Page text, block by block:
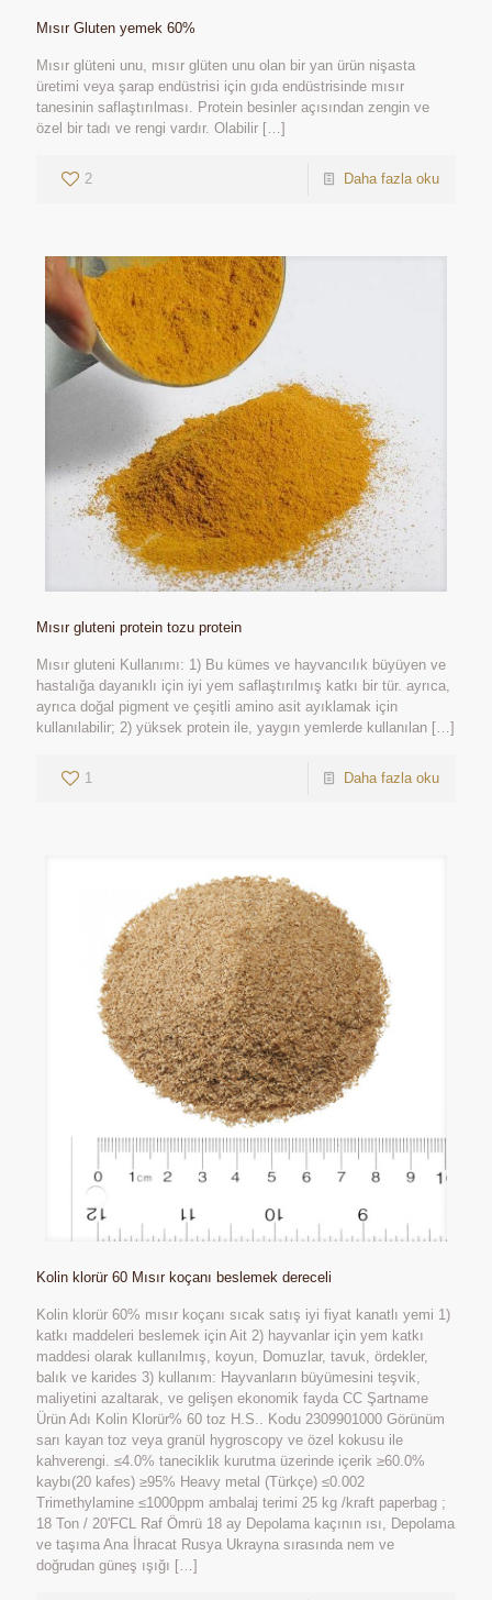
Mısır Gluten yemek 60%
Mısır glüteni unu, mısır glüten unu olan bir yan ürün nişasta
üretimi veya şarap endüstrisi için gıda endüstrisinde mısır
tanesinin saflaştırılması. Protein besinler açısından zengin ve
özel bir tadı ve rengi vardır. Olabilir […]
2 Daha fazla oku
Mısır gluteni protein tozu protein
Mısır gluteni Kullanımı: 1) Bu kümes ve hayvancılık büyüyen ve
hastalığa dayanıklı için iyi yem saflaştırılmış katkı bir tür. ayrıca,
ayrıca doğal pigment ve çeşitli amino asit ayıklamak için
kullanılabilir; 2) yüksek protein ile, yaygın yemlerde kullanılan […]
1 Daha fazla oku
Kolin klorür 60 Mısır koçanı beslemek dereceli
Kolin klorür 60% mısır koçanı sıcak satış iyi fiyat kanatlı yemi 1)
katkı maddeleri beslemek için Ait 2) hayvanlar için yem katkı
maddesi olarak kullanılmış, koyun, Domuzlar, tavuk, ördekler,
balık ve karides 3) kullanım: Hayvanların büyümesini teşvik,
maliyetini azaltarak, ve gelişen ekonomik fayda CC Şartname
Ürün Adı Kolin Klorür% 60 toz H.S.. Kodu 2309901000 Görünüm
sarı kayan toz veya granül hygroscopy ve özel kokusu ile
kahverengi. ≤4.0% taneciklik kurutma üzerinde içerik ≥60.0%
kaybı(20 kafes) ≥95% Heavy metal (Türkçe) ≤0.002
Trimethylamine ≤1000ppm ambalaj terimi 25 kg /kraft paperbag ;
18 Ton / 20'FCL Raf Ömrü 18 ay Depolama kaçının ısı, Depolama
ve taşıma Ana İhracat Rusya Ukrayna sırasında nem ve
doğrudan güneş ışığı […]